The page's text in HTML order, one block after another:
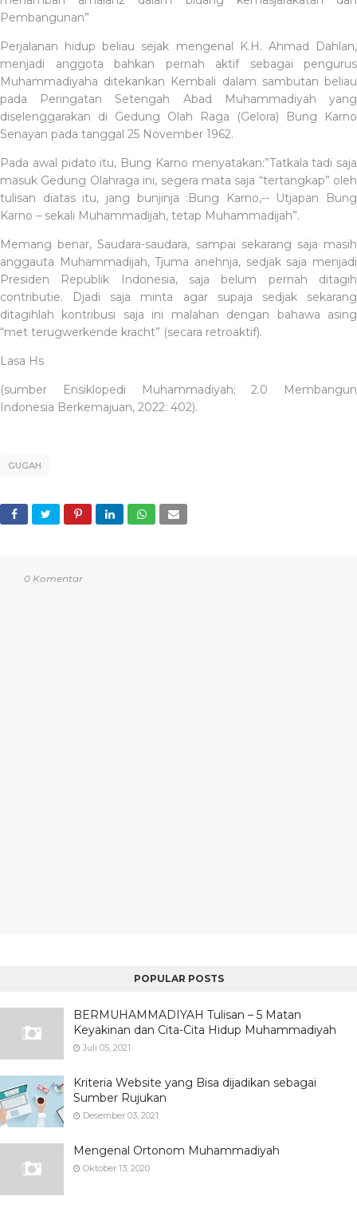
Pembangunan”
Perjalanan hidup beliau sejak mengenal K.H. Ahmad Dahlan,
menjadi anggota bahkan pernah aktif sebagai pengurus
Muhammadiyaha ditekankan Kembali dalam sambutan beliau
pada Peringatan Setengah Abad Muhammadiyah yang
diselenggarakan di Gedung Olah Raga (Gelora) Bung Karno
Senayan pada tanggal 25 November 1962.
Pada awal pidato itu, Bung Karno menyatakan:”Tatkala tadi saja
masuk Gedung Olahraga ini, segera mata saja “tertangkap” oleh
tulisan diatas itu, jang bunjinja :Bung Karno,-- Utjapan Bung
Karno – sekali Muhammadijah, tetap Muhammadijah”.
Memang benar, Saudara-saudara, sampai sekarang saja masih
anggauta Muhammadijah, Tjuma anehnja, sedjak saja menjadi
Presiden Republik Indonesia, saja belum pernah ditagih
contributie. Djadi saja minta agar supaja sedjak sekarang
ditagihlah kontribusi saja ini malahan dengan bahawa asing
“met terugwerkende kracht” (secara retroaktif).
Lasa Hs
(sumber Ensiklopedi Muhammadiyah; 2.0 Membangun
Indonesia Berkemajuan, 2022: 402).
GUGAH
0 Komentar
POPULAR POSTS
BERMUHAMMADIYAH Tulisan – 5 Matan
Keyakinan dan Cita-Cita Hidup Muhammadiyah
Juli 05, 2021
Kriteria Website yang Bisa dijadikan sebagai
Sumber Rujukan
Desember 03, 2021
Mengenal Ortonom Muhammadiyah
Oktober 13, 2020